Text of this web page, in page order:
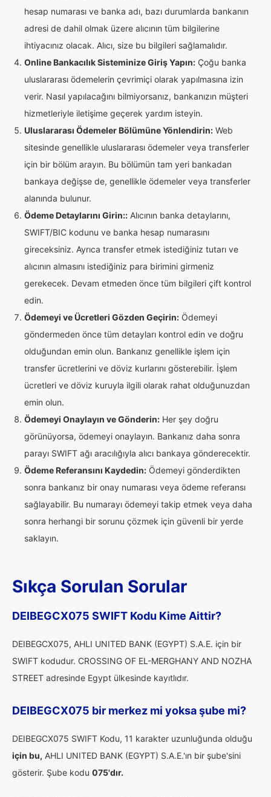
hesap numarası ve banka adı, bazı durumlarda bankanın
adresi de dahil olmak üzere alıcının tüm bilgilerine
ihtiyacınız olacak. Alıcı, size bu bilgileri sağlamalıdır.
Online Bankacılık Sisteminize Giriş Yapın: Çoğu banka
uluslararası ödemelerin çevrimiçi olarak yapılmasına izin
verir. Nasıl yapılacağını bilmiyorsanız, bankanızın müşteri
hizmetleriyle iletişime geçerek yardım isteyin.
Uluslararası Ödemeler Bölümüne Yönlendirin: Web
sitesinde genellikle uluslararası ödemeler veya transferler
için bir bölüm arayın. Bu bölümün tam yeri bankadan
bankaya değişse de, genellikle ödemeler veya transferler
alanında bulunur.
Ödeme Detaylarını Girin:: Alıcının banka detaylarını,
SWIFT/BIC kodunu ve banka hesap numarasını
gireceksiniz. Ayrıca transfer etmek istediğiniz tutarı ve
alıcının almasını istediğiniz para birimini girmeniz
gerekecek. Devam etmeden önce tüm bilgileri çift kontrol
edin.
Ödemeyi ve Ücretleri Gözden Geçirin: Ödemeyi
göndermeden önce tüm detayları kontrol edin ve doğru
olduğundan emin olun. Bankanız genellikle işlem için
transfer ücretlerini ve döviz kurlarını gösterebilir. İşlem
ücretleri ve döviz kuruyla ilgili olarak rahat olduğunuzdan
emin olun.
Ödemeyi Onaylayın ve Gönderin: Her şey doğru
görünüyorsa, ödemeyi onaylayın. Bankanız daha sonra
parayı SWIFT ağı aracılığıyla alıcı bankaya gönderecektir.
Ödeme Referansını Kaydedin: Ödemeyi gönderdikten
sonra bankanız bir onay numarası veya ödeme referansı
sağlayabilir. Bu numarayı ödemeyi takip etmek veya daha
sonra herhangi bir sorunu çözmek için güvenli bir yerde
saklayın.
Sıkça Sorulan Sorular
DEIBEGCX075 SWIFT Kodu Kime Aittir?
DEIBEGCX075, AHLI UNITED BANK (EGYPT) S.A.E. için bir
SWIFT kodudur. CROSSING OF EL-MERGHANY AND NOZHA
STREET adresinde Egypt ülkesinde kayıtlıdır.
DEIBEGCX075 bir merkez mi yoksa şube mi?
DEIBEGCX075 SWIFT Kodu, 11 karakter uzunluğunda olduğu
için bu, AHLI UNITED BANK (EGYPT) S.A.E.'ın bir şube'sini
gösterir. Şube kodu 075'dır.